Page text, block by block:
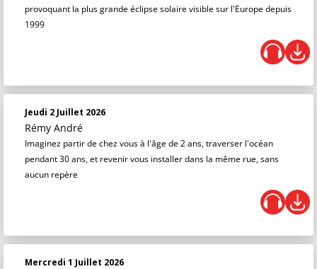
provoquant la plus grande éclipse solaire visible sur l'Europe depuis
1999
Jeudi 2 Juillet 2026
Rémy André
Imaginez partir de chez vous à l'âge de 2 ans, traverser l'océan
pendant 30 ans, et revenir vous installer dans la même rue, sans
aucun repère
Mercredi 1 Juillet 2026